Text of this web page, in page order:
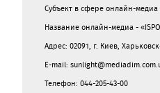
Субъект в сфере онлайн-медиа
Название онлайн-медиа -
Адрес: 02091, г. Киев,
E-mail:
Телефон: 044-205-43-00